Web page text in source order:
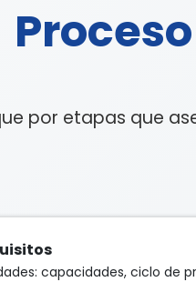
por etapas que
capacidades, ciclo de